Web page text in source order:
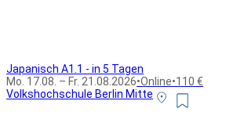
Japanisch A1.1 - in 5 Tagen
Mo. 17.08. – Fr. 21.08.2026•Online•110 €
Volkshochschule Berlin Mitte